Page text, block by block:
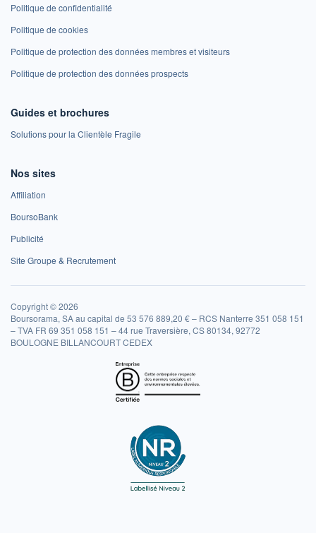
Politique de confidentialité
Politique de cookies
Politique de protection des données membres et visiteurs
Politique de protection des données prospects
Guides et brochures
Solutions pour la Clientèle Fragile
Nos sites
Affiliation
BoursoBank
Publicité
Site Groupe & Recrutement
Copyright © 2026
Boursorama, SA au capital de 53 576 889,20 € – RCS Nanterre 351 058 151
– TVA FR 69 351 058 151 – 44 rue Traversière, CS 80134, 92772
BOULOGNE BILLANCOURT CEDEX